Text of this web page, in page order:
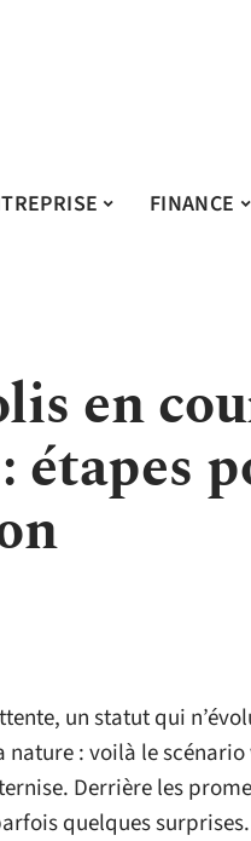
FINANCE
en
étapes
un statut qui
: voilà le
Derrière les
quelques